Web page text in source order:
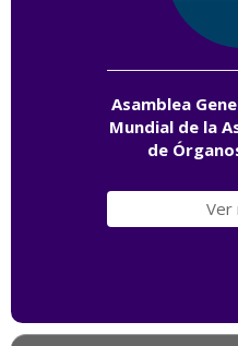
Asamblea
Mundial de la
de
Ver